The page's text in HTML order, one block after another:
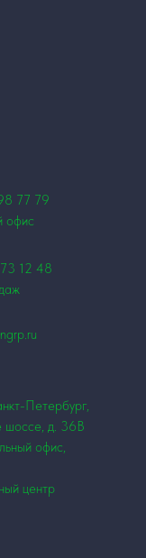
77 79
офис
12 48
Петербург,
шоссе, д. 36В
офис,
центр